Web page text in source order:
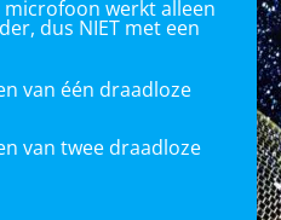
werkt alleen
dus NIET met een
van één draadloze
van twee draadloze